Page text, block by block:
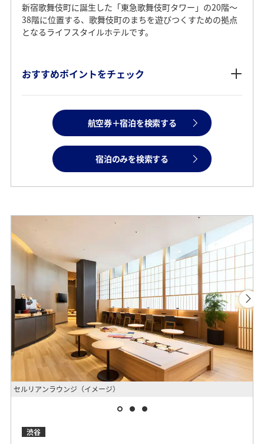
新宿歌舞伎町に誕生した「東急歌舞伎町タワー」の20階～
38階に位置する、歌舞伎町のまちを遊びつくすための拠点
となるライフスタイルホテルです。
おすすめポイントをチェック
航空券＋宿泊を検索する
宿泊のみを検索する
セルリアンラウンジ（イメージ）
渋谷